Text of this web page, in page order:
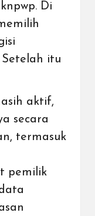
. Di
itu
aktif,
secara
termasuk
pemilik